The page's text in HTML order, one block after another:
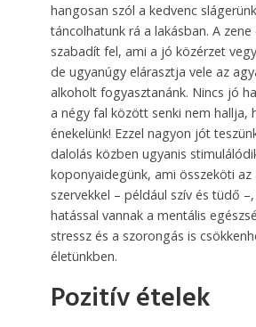
hangosan szól a kedvenc
táncolhatunk rá a lakásban. A
szabadít fel, ami a jó közérzet
de ugyanúgy elárasztja vele az
alkoholt fogyasztanánk. Nincs jó
a négy fal között senki nem hallja,
énekelünk! Ezzel nagyon jót
dalolás közben ugyanis
koponyaidegünk, ami összeköti az
szervekkel – például szív és tüdő
hatással vannak a mentális
stressz és a szorongás is
életünkben.
Pozitív ételek